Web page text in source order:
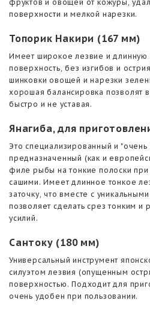
фруктов и овощей от кожуры,
поверхности и мелкой нарезки.
Топорик Накири (167 мм)
Имеет широкое лезвие и
поверхность, без изгибов и
шинковки овощей и нарезки
хорошая балансировка позволят
быстро и не уставая.
Янагиба, для
Это специализированный и "очень
предназначенный (как и
филе рыбы на тонкие полоски при
сашими. Имеет длинное тонкое
заточку, что вместе с
позволяет сделать срез тонким и
усилий.
Сантоку (180 мм)
Универсальный инструмент
силуэтом лезвия (опущенным
поверхностью. Подходит для
очень удобен при пользовании.